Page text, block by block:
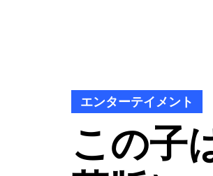
エンターテイメント
この子